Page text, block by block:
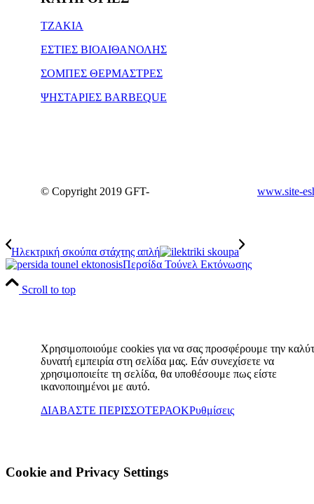
ΤΖΑΚΙΑ
ΕΣΤΙΕΣ ΒΙΟΑΙΘΑΝΟΛΗΣ
ΣΟΜΠΕΣ ΘΕΡΜΑΣΤΡΕΣ
ΨΗΣΤΑΡΙΕΣ BARBEQUE
© Copyright 2019 GFT- www.site-
Ηλεκτρική σκούπα στάχτης απλή
Περσίδα Τούνελ Εκτόνωσης
Scroll to top
Χρησιμοποιούμε cookies για να σας προσφέρουμε την
δυνατή εμπειρία στη σελίδα μας. Εάν συνεχίσετε να
χρησιμοποιείτε τη σελίδα, θα υποθέσουμε πως είστε
ικανοποιημένοι με αυτό.
ΔΙΑΒΑΣΤΕ ΠΕΡΙΣΣΟΤΕΡΑΟΚΡυθμίσεις
Cookie and Privacy Settings